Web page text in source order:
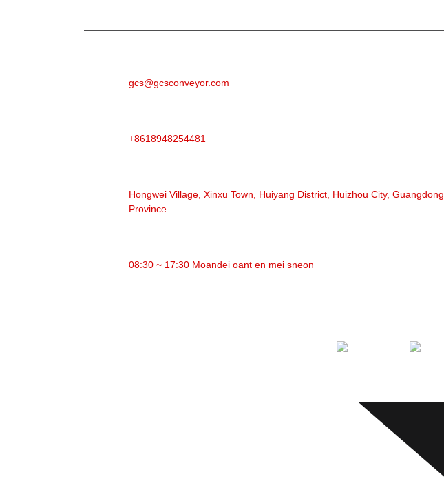
gcs@gcsconveyor.com
+8618948254481
Hongwei Village, Xinxu Town, Huiyang District, Huizhou City, Guangdong
Province
08:30 ~ 17:30 Moandei oant en mei sneon